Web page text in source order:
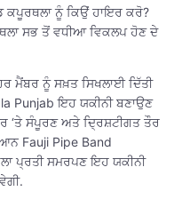
ਨੂੰ ਕਿਉਂ ਹਾਇਰ ਕਰੋ?
ਸਭ ਤੋਂ ਵਧੀਆ ਵਿਕਲਪ ਹੋਣ ਦੇ
ਮੈਂਬਰ ਨੂੰ ਸਖ਼ਤ ਸਿਖਲਾਈ ਦਿੱਤੀ
Punjab ਇਹ ਯਕੀਨੀ ਬਣਾਉਣ
‘ਤੇ ਸੰਪੂਰਣ ਅਤੇ ਦ੍ਰਿਸ਼ਟੀਗਤ ਤੌਰ
Fauji Pipe Band
ਪ੍ਰਤੀ ਸਮਰਪਣ ਇਹ ਯਕੀਨੀ